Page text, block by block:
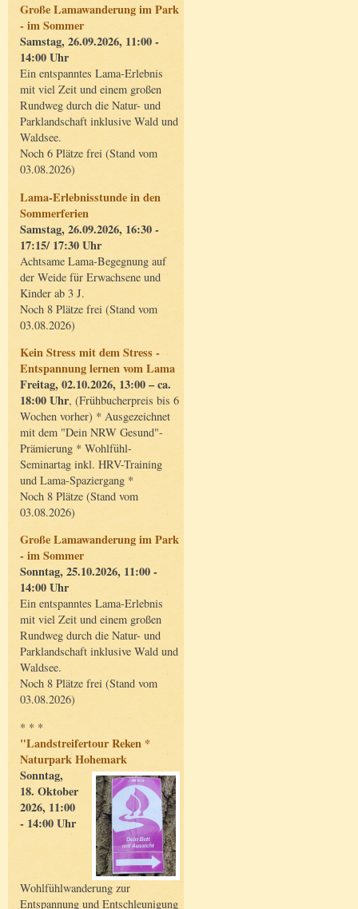
Große Lamawanderung im Park
- im Sommer
Samstag, 26.09.2026, 11:00 -
14:00 Uhr
Ein entspanntes Lama-Erlebnis
mit viel Zeit und einem großen
Rundweg durch die Natur- und
Parklandschaft inklusive Wald und
Waldsee.
Noch 6 Plätze frei (Stand vom
03.08.2026)
Lama-Erlebnisstunde in den
Sommerferien
Samstag, 26.09.2026, 16:30 -
17:15/ 17:30 Uhr
Achtsame Lama-Begegnung auf
der Weide für Erwachsene und
Kinder ab 3 J.
Noch 8 Plätze frei (Stand vom
03.08.2026)
Kein Stress mit dem Stress -
Entspannung lernen vom Lama
Freitag, 02.10.2026, 13:00 – ca.
18:00 Uhr, (Frühbucherpreis bis 6
Wochen vorher) * Ausgezeichnet
mit dem "Dein NRW Gesund"-
Prämierung * Wohlfühl-
Seminartag inkl. HRV-Training
und Lama-Spaziergang *
Noch 8 Plätze (Stand vom
03.08.2026)
Große Lamawanderung im Park
- im Sommer
Sonntag, 25.10.2026, 11:00 -
14:00 Uhr
Ein entspanntes Lama-Erlebnis
mit viel Zeit und einem großen
Rundweg durch die Natur- und
Parklandschaft inklusive Wald und
Waldsee.
Noch 8 Plätze frei (Stand vom
03.08.2026)
* * *
"Landstreifertour Reken *
Naturpark Hohemark
Sonntag,
18. Oktober
2026, 11:00
- 14:00 Uhr
Wohlfühlwanderung zur
Entspannung und Entschleunigung